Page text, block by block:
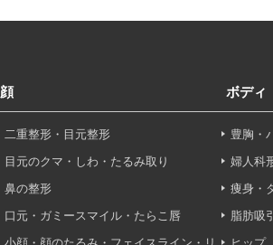
めを行い、契約にあたっては取
以外の第三者に開示・提供する
【個人情報の開示・訂正・利用
TCBグループは、本人の申し
て、これを適切に対応します。
問合せ先：個人情報お問合せフ
顔
二重整形・目元整形
目元のクマ・しわ・たるみ取り
鼻の整形
口元・ガミースマイル・たらこ唇
ボディ
豊胸・
婦人科
痩身・
脂肪吸引